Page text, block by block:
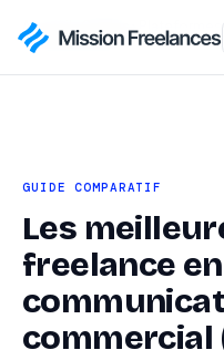
Accueil› Guides›
communication
GUIDE COMPARATIF
Les
freelance
commercial